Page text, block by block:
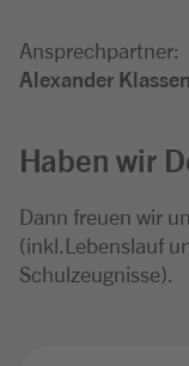
Ansprechpartner:
Alexander Klassen
Haben wir
Dann freuen wir
(inkl.Lebenslauf
Schulzeugnisse).